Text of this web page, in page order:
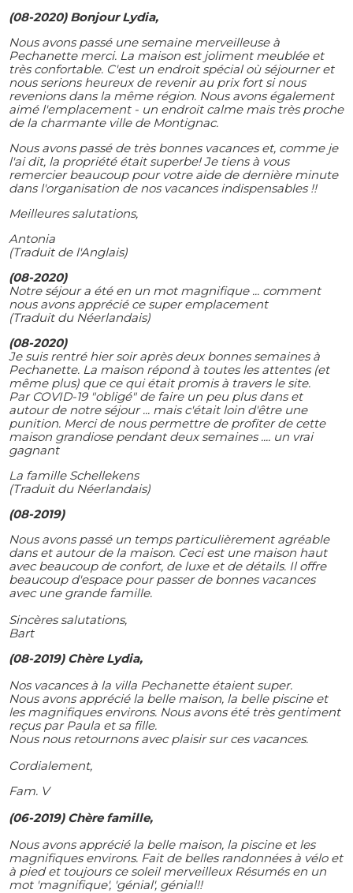
(08-2020) Bonjour Lydia,
Nous avons passé une semaine merveilleuse à
Pechanette merci. La maison est joliment meublée et
très confortable. C'est un endroit spécial où séjourner et
nous serions heureux de revenir au prix fort si nous
revenions dans la même région. Nous avons également
aimé l'emplacement - un endroit calme mais très proche
de la charmante ville de Montignac.
Nous avons passé de très bonnes vacances et, comme je
l'ai dit, la propriété était superbe! Je tiens à vous
remercier beaucoup pour votre aide de dernière minute
dans l'organisation de nos vacances indispensables !!
Meilleures salutations,
Antonia
(Traduit de l'Anglais)
(08-2020)
Notre séjour a été en un mot magnifique ... comment
nous avons apprécié ce super emplacement
(Traduit du Néerlandais)
(08-2020)
Je suis rentré hier soir après deux bonnes semaines à
Pechanette. La maison répond à toutes les attentes (et
même plus) que ce qui était promis à travers le site.
Par COVID-19 "obligé" de faire un peu plus dans et
autour de notre séjour ... mais c'était loin d'être une
punition. Merci de nous permettre de profiter de cette
maison grandiose pendant deux semaines .... un vrai
gagnant
La famille Schellekens
(Traduit du Néerlandais)
(08-2019)
Nous avons passé un temps particulièrement agréable
dans et autour de la maison. Ceci est une maison haut
avec beaucoup de confort, de luxe et de détails. Il offre
beaucoup d'espace pour passer de bonnes vacances
avec une grande famille.
Sincères salutations,
Bart
(08-2019) Chère Lydia,
Nos vacances à la villa Pechanette étaient super.
Nous avons apprécié la belle maison, la belle piscine et
les magnifiques environs. Nous avons été très gentiment
reçus par Paula et sa fille.
Nous nous retournons avec plaisir sur ces vacances.
Cordialement,
Fam. V
(06-2019) Chère famille,
Nous avons apprécié la belle maison, la piscine et les
magnifiques environs. Fait de belles randonnées à vélo et
à pied et toujours ce soleil merveilleux Résumés en un
mot 'magnifique', 'génial', génial!!